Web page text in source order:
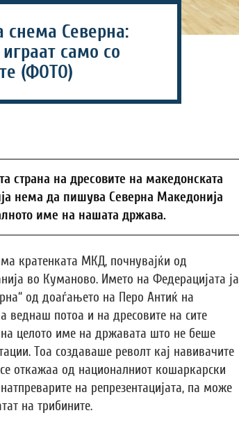
снема Северна:
само со
(ФОТО)
страна на дресовите на македонската
нема да пишува Северна Македонија
име на нашата држава.
кратенката МКД, почнувајќи од
во Куманово. Името на Федерацијата ја
од доаѓањето на Перо Антиќ на
веднаш потоа и на дресовите на сите
целото име на државата што не беше
Тоа создаваше револт кај навивачите
откажаа од националниот кошаркарски
на репрезентацијата, па може
на трибините.